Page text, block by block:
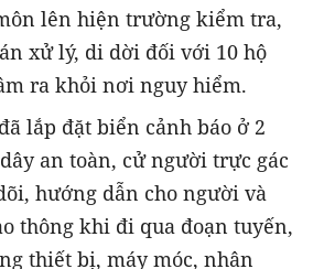
lên hiện trường kiểm tra,
xử lý, di dời đối với 10 hộ
ra khỏi nơi nguy hiểm.
lắp đặt biển cảnh báo ở 2
an toàn, cử người trực gác
hướng dẫn cho người và
thông khi đi qua đoạn tuyến,
thiết bị, máy móc, nhân